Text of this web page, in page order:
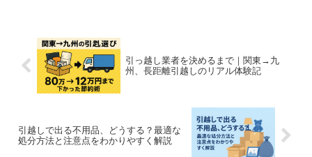
引っ越し業者を決めるまで｜関東→九
州、長距離引越しのリアル体験記
引越しで出る不用品、どうする？最適な
処分方法と注意点をわかりやすく解説